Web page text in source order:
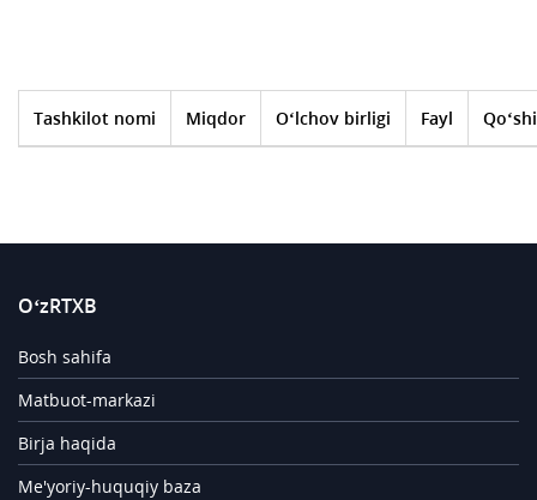
Tashkilot nomi Miqdor O‘lchov birligi Fayl
O‘zRTXB
Bosh sahifa
Matbuot-markazi
Birja haqida
Me'yoriy-huquqiy baza